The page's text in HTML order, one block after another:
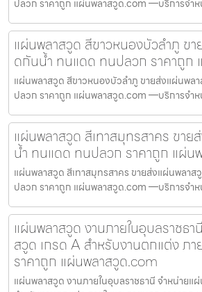
ปลวก ราคาถูก แผ่นพลาสวูด.com —บริการจำ
แผ่นพลาสวูด สีขาวหนองบัวลำภู ข
ดกันน้ำ ทนแดด ทนปลวก ราคาถูก
แผ่นพลาสวูด สีขาวหนองบัวลำภู ขายส่งแผ่นพล
ปลวก ราคาถูก แผ่นพลาสวูด.com —บริการจำ
แผ่นพลาสวูด สีเทาสมุทรสาคร ขา
น้ำ ทนแดด ทนปลวก ราคาถูก แผ่น
แผ่นพลาสวูด สีเทาสมุทรสาคร ขายส่งแผ่นพลา
ปลวก ราคาถูก แผ่นพลาสวูด.com —บริการจำ
แผ่นพลาสวูด งานภายในอุบลราชธ
สวูด เกรด A สำหรับงานตกแต่ง ภา
ราคาถูก แผ่นพลาสวูด.com
แผ่นพลาสวูด งานภายในอุบลราชธานี จำหน่ายแ